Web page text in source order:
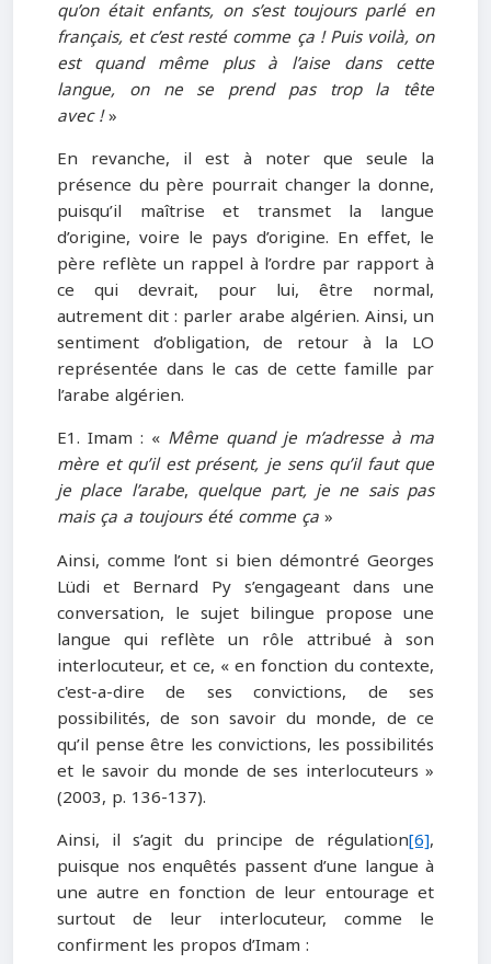
qu’on était enfants, on s’est toujours parlé en
français, et c’est resté comme ça ! Puis voilà, on
est quand même plus à l’aise dans cette
langue, on ne se prend pas trop la tête
avec !»
En revanche, il est à noter que seule la
présence du père pourrait changer la donne,
puisqu’il maîtrise et transmet la langue
d’origine, voire le pays d’origine. En effet, le
père reflète un rappel à l’ordre par rapport à
ce qui devrait, pour lui, être normal,
autrement dit : parler arabe algérien. Ainsi, un
sentiment d’obligation, de retour à la LO
représentée dans le cas de cette famille par
l’arabe algérien.
E1. Imam : « Même quand je m’adresse à ma
mère et qu’il est présent, je sens qu’il faut que
je place l’arabe, quelque part, je ne sais pas
mais ça a toujours été comme ça»
Ainsi, comme l’ont si bien démontré Georges
Lüdi et Bernard Py s’engageant dans une
conversation, le sujet bilingue propose une
langue qui reflète un rôle attribué à son
interlocuteur, et ce, « en fonction du contexte,
c'est-a-dire de ses convictions, de ses
possibilités, de son savoir du monde, de ce
qu’il pense être les convictions, les possibilités
et le savoir du monde de ses interlocuteurs »
(2003, p. 136-137).
Ainsi, il s’agit du principe de régulation[6],
puisque nos enquêtés passent d’une langue à
une autre en fonction de leur entourage et
surtout de leur interlocuteur, comme le
confirment les propos d’Imam :